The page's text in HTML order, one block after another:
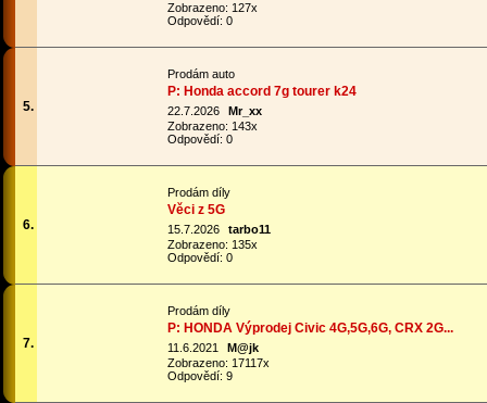
Zobrazeno: 127x
Odpovědí: 0
5.
Prodám auto
P: Honda accord 7g tourer k24
22.7.2026
Mr_xx
Zobrazeno: 143x
Odpovědí: 0
6.
Prodám díly
Věci z 5G
15.7.2026
tarbo11
Zobrazeno: 135x
Odpovědí: 0
7.
Prodám díly
P: HONDA Výprodej Civic 4G,5G,6G, CRX 2G...
11.6.2021
M@jk
Zobrazeno: 17117x
Odpovědí: 9